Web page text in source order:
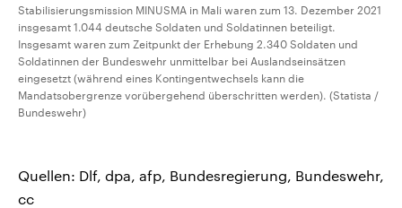
Stabilisierungsmission MINUSMA in Mali waren zum 13. Dezember 2021
insgesamt 1.044 deutsche Soldaten und Soldatinnen beteiligt.
Insgesamt waren zum Zeitpunkt der Erhebung 2.340 Soldaten und
Soldatinnen der Bundeswehr unmittelbar bei Auslandseinsätzen
eingesetzt (während eines Kontingentwechsels kann die
Mandatsobergrenze vorübergehend überschritten werden). (Statista /
Bundeswehr)
Quellen: Dlf, dpa, afp, Bundesregierung, Bundeswehr,
cc